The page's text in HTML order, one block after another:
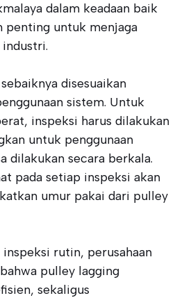
dalam keadaan baik
penting untuk menjaga
disesuaikan
sistem. Untuk
inspeksi harus dilakukan
untuk penggunaan
dilakukan secara berkala.
pada setiap inspeksi akan
umur pakai dari pulley
rutin, perusahaan
pulley lagging
sekaligus